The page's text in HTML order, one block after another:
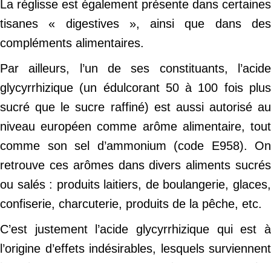
La réglisse est également présente dans certaines
tisanes « digestives », ainsi que dans des
compléments alimentaires.
Par ailleurs, l’un de ses constituants, l’acide
glycyrrhizique (un édulcorant 50 à 100 fois plus
sucré que le sucre raffiné) est aussi autorisé au
niveau européen comme arôme alimentaire, tout
comme son sel d’ammonium (code E958). On
retrouve ces arômes dans divers aliments sucrés
ou salés : produits laitiers, de boulangerie, glaces,
confiserie, charcuterie, produits de la pêche, etc.
C’est justement l’acide glycyrrhizique qui est à
l’origine d’effets indésirables, lesquels surviennent